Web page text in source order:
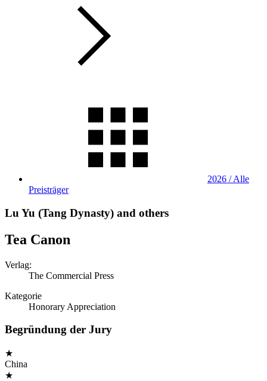
2026 / Alle
Preisträger
Lu Yu (Tang Dynasty) and others
Tea Canon
Verlag:
The Commercial Press
Kategorie
Honorary Appreciation
Begründung der Jury
★
China
★